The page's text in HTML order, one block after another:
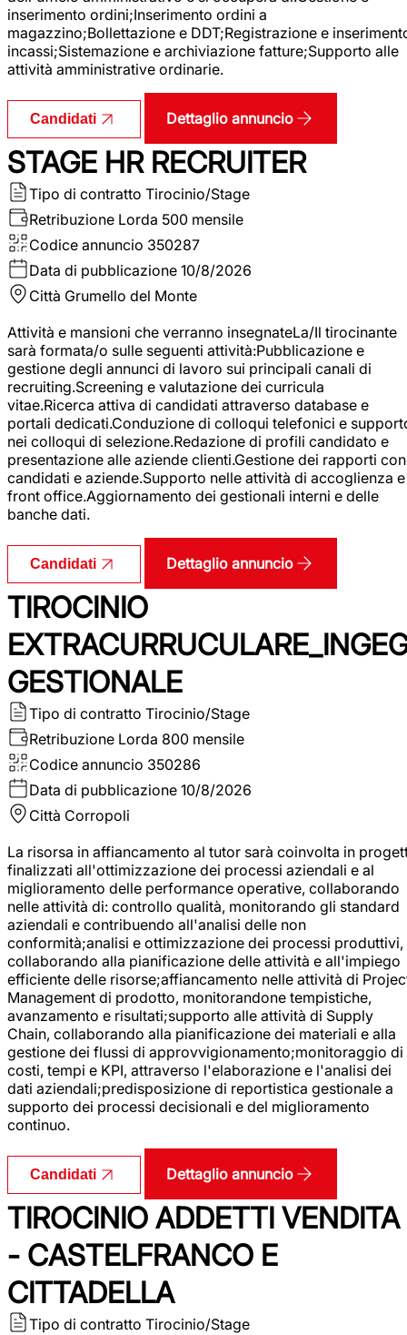
inserimento ordini;Inserimento ordini a
magazzino;Bollettazione e DDT;Registrazione e
incassi;Sistemazione e archiviazione fatture;Supporto alle
attività amministrative ordinarie.
Candidati Dettaglio annuncio
STAGE HR RECRUITER
Tipo di contratto Tirocinio/Stage
Retribuzione Lorda 500 mensile
Codice annuncio 350287
Data di pubblicazione 10/8/2026
Città Grumello del Monte
Attività e mansioni che verranno insegnateLa/Il tirocinante
sarà formata/o sulle seguenti attività:Pubblicazione e
gestione degli annunci di lavoro sui principali canali di
recruiting.Screening e valutazione dei curricula
vitae.Ricerca attiva di candidati attraverso database e
portali dedicati.Conduzione di colloqui telefonici e
nei colloqui di selezione.Redazione di profili candidato e
presentazione alle aziende clienti.Gestione dei rapporti con
candidati e aziende.Supporto nelle attività di accoglienza e
front office.Aggiornamento dei gestionali interni e delle
banche dati.
Candidati Dettaglio annuncio
TIROCINIO
GESTIONALE
Tipo di contratto Tirocinio/Stage
Retribuzione Lorda 800 mensile
Codice annuncio 350286
Data di pubblicazione 10/8/2026
Città Corropoli
La risorsa in affiancamento al tutor sarà coinvolta in
finalizzati all'ottimizzazione dei processi aziendali e al
miglioramento delle performance operative, collaborando
nelle attività di: controllo qualità, monitorando gli standard
aziendali e contribuendo all'analisi delle non
conformità;analisi e ottimizzazione dei processi produttivi,
collaborando alla pianificazione delle attività e all'impiego
efficiente delle risorse;affiancamento nelle attività di
Management di prodotto, monitorandone tempistiche,
avanzamento e risultati;supporto alle attività di Supply
Chain, collaborando alla pianificazione dei materiali e alla
gestione dei flussi di approvvigionamento;monitoraggio di
costi, tempi e KPI, attraverso l'elaborazione e l'analisi dei
dati aziendali;predisposizione di reportistica gestionale a
supporto dei processi decisionali e del miglioramento
continuo.
Candidati Dettaglio annuncio
TIROCINIO ADDETTI VENDITA
- CASTELFRANCO E
CITTADELLA
Tipo di contratto Tirocinio/Stage